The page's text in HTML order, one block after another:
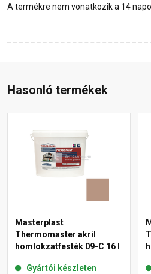
A termékre nem vonatkozik a 14
Hasonló termékek
Masterplast
Thermomaster akril
homlokzatfesték 09-C 16 l
Gyártói készleten